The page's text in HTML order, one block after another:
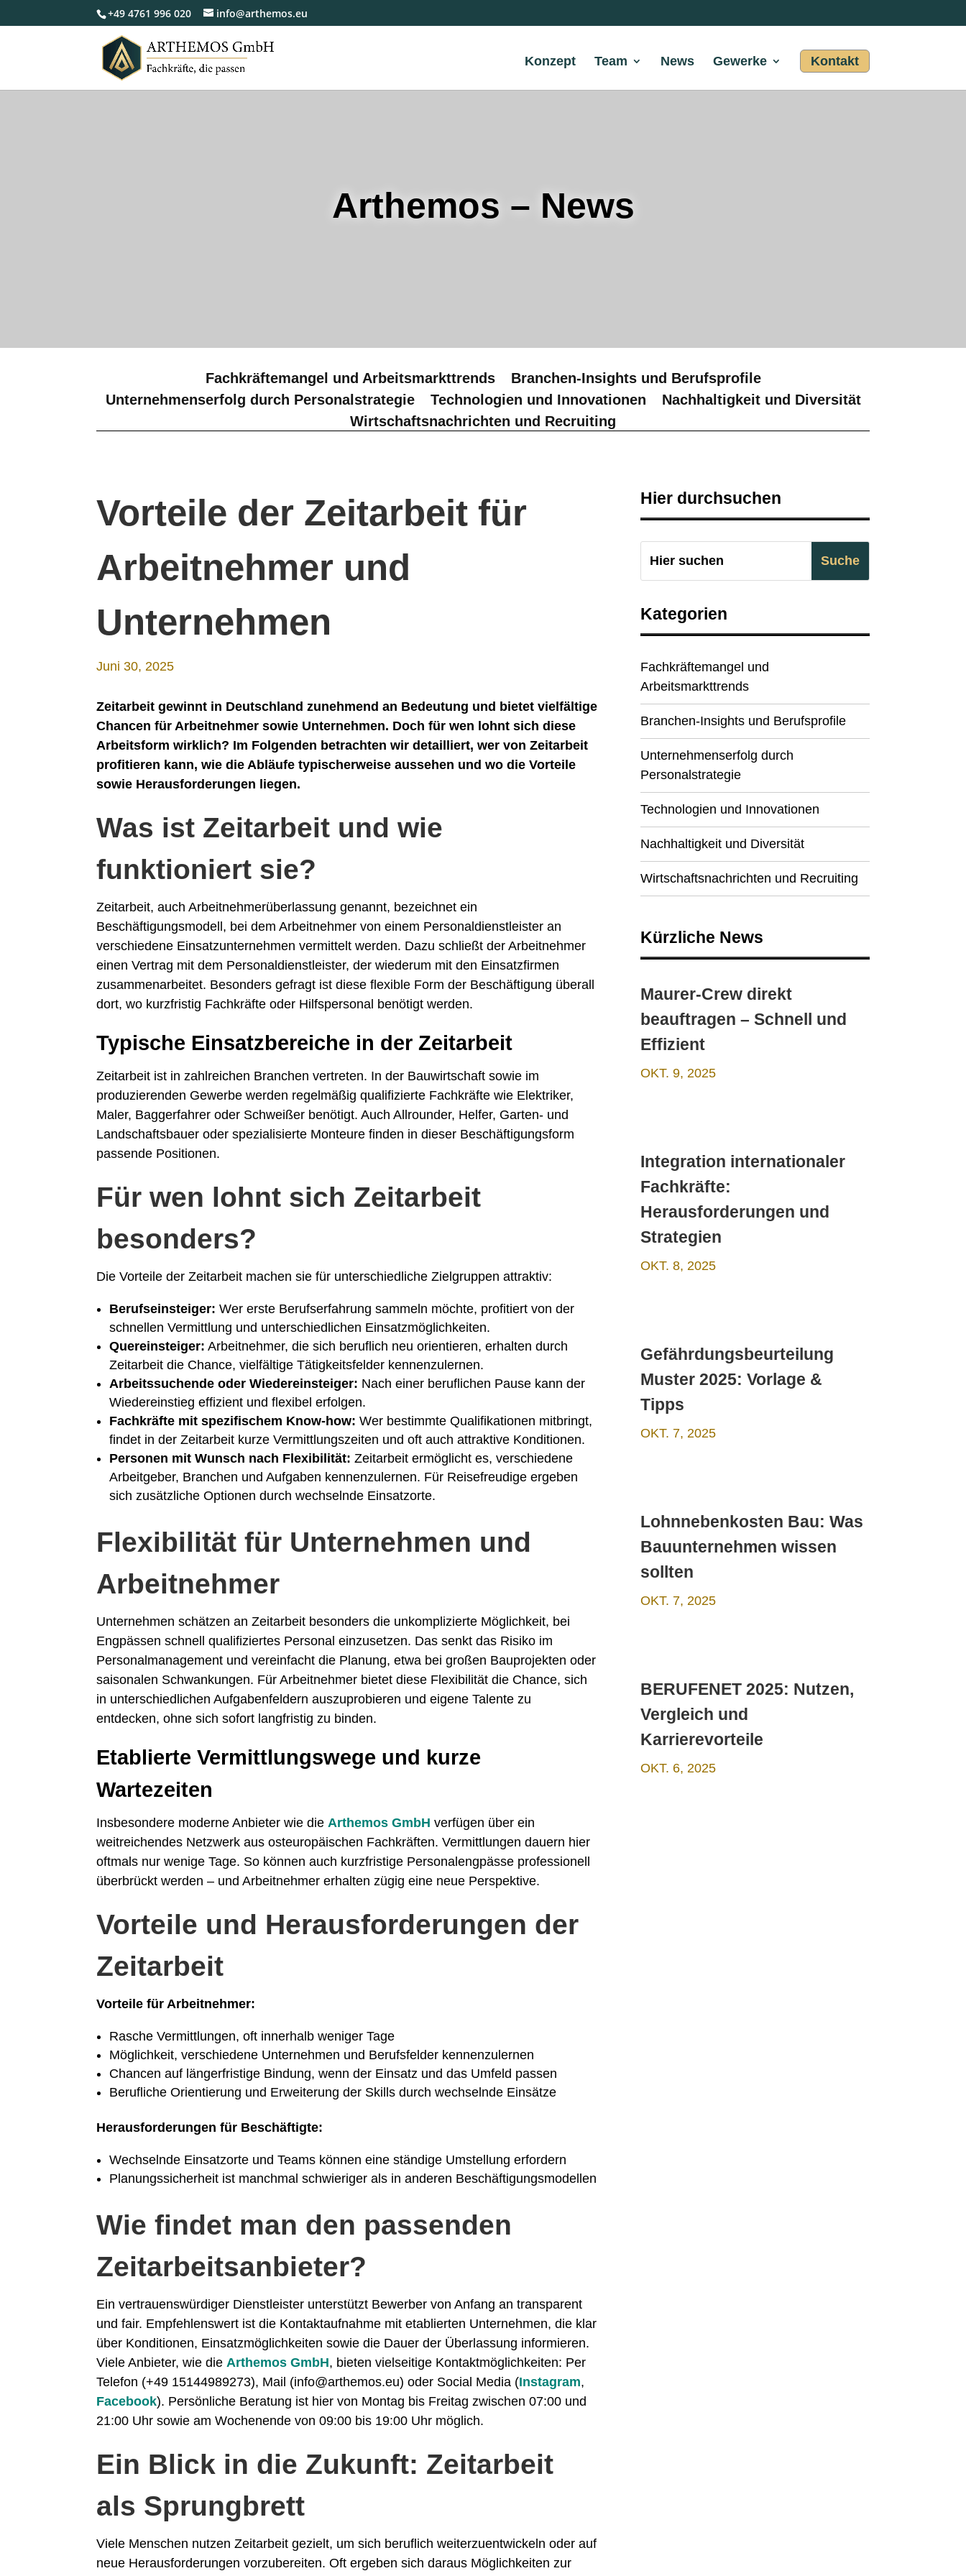
+49 4761 996 020 info@arthemos.eu
Konzept Team News Gewerke Kontakt
Arthemos – News
Fachkräftemangel und Arbeitsmarkttrends
Branchen-Insights und Berufsprofile
Unternehmenserfolg durch Personalstrategie
Technologien und Innovationen
Nachhaltigkeit und Diversität
Wirtschaftsnachrichten und Recruiting
Vorteile der Zeitarbeit für
Arbeitnehmer und
Unternehmen
Juni 30, 2025
Zeitarbeit gewinnt in Deutschland zunehmend an Bedeutung und bietet vielfältige
Chancen für Arbeitnehmer sowie Unternehmen. Doch für wen lohnt sich diese
Arbeitsform wirklich? Im Folgenden betrachten wir detailliert, wer von Zeitarbeit
profitieren kann, wie die Abläufe typischerweise aussehen und wo die Vorteile
sowie Herausforderungen liegen.
Was ist Zeitarbeit und wie
funktioniert sie?
Zeitarbeit, auch Arbeitnehmerüberlassung genannt, bezeichnet ein
Beschäftigungsmodell, bei dem Arbeitnehmer von einem Personaldienstleister an
verschiedene Einsatzunternehmen vermittelt werden. Dazu schließt der Arbeitnehmer
einen Vertrag mit dem Personaldienstleister, der wiederum mit den Einsatzfirmen
zusammenarbeitet. Besonders gefragt ist diese flexible Form der Beschäftigung überall
dort, wo kurzfristig Fachkräfte oder Hilfspersonal benötigt werden.
Typische Einsatzbereiche in der Zeitarbeit
Zeitarbeit ist in zahlreichen Branchen vertreten. In der Bauwirtschaft sowie im
produzierenden Gewerbe werden regelmäßig qualifizierte Fachkräfte wie Elektriker,
Maler, Baggerfahrer oder Schweißer benötigt. Auch Allrounder, Helfer, Garten- und
Landschaftsbauer oder spezialisierte Monteure finden in dieser Beschäftigungsform
passende Positionen.
Für wen lohnt sich Zeitarbeit
besonders?
Die Vorteile der Zeitarbeit machen sie für unterschiedliche Zielgruppen attraktiv:
Berufseinsteiger: Wer erste Berufserfahrung sammeln möchte, profitiert von der
schnellen Vermittlung und unterschiedlichen Einsatzmöglichkeiten.
Quereinsteiger: Arbeitnehmer, die sich beruflich neu orientieren, erhalten durch
Zeitarbeit die Chance, vielfältige Tätigkeitsfelder kennenzulernen.
Arbeitssuchende oder Wiedereinsteiger: Nach einer beruflichen Pause kann der
Wiedereinstieg effizient und flexibel erfolgen.
Fachkräfte mit spezifischem Know-how: Wer bestimmte Qualifikationen mitbringt,
findet in der Zeitarbeit kurze Vermittlungszeiten und oft auch attraktive Konditionen.
Personen mit Wunsch nach Flexibilität: Zeitarbeit ermöglicht es, verschiedene
Arbeitgeber, Branchen und Aufgaben kennenzulernen. Für Reisefreudige ergeben
sich zusätzliche Optionen durch wechselnde Einsatzorte.
Flexibilität für Unternehmen und
Arbeitnehmer
Unternehmen schätzen an Zeitarbeit besonders die unkomplizierte Möglichkeit, bei
Engpässen schnell qualifiziertes Personal einzusetzen. Das senkt das Risiko im
Personalmanagement und vereinfacht die Planung, etwa bei großen Bauprojekten oder
saisonalen Schwankungen. Für Arbeitnehmer bietet diese Flexibilität die Chance, sich
in unterschiedlichen Aufgabenfeldern auszuprobieren und eigene Talente zu
entdecken, ohne sich sofort langfristig zu binden.
Etablierte Vermittlungswege und kurze
Wartezeiten
Insbesondere moderne Anbieter wie dieArthemos GmbH verfügen über ein
weitreichendes Netzwerk aus osteuropäischen Fachkräften. Vermittlungen dauern hier
oftmals nur wenige Tage. So können auch kurzfristige Personalengpässe professionell
überbrückt werden – und Arbeitnehmer erhalten zügig eine neue Perspektive.
Vorteile und Herausforderungen der
Zeitarbeit
Vorteile für Arbeitnehmer:
Rasche Vermittlungen, oft innerhalb weniger Tage
Möglichkeit, verschiedene Unternehmen und Berufsfelder kennenzulernen
Chancen auf längerfristige Bindung, wenn der Einsatz und das Umfeld passen
Berufliche Orientierung und Erweiterung der Skills durch wechselnde Einsätze
Herausforderungen für Beschäftigte:
Wechselnde Einsatzorte und Teams können eine ständige Umstellung erfordern
Planungssicherheit ist manchmal schwieriger als in anderen Beschäftigungsmodellen
Wie findet man den passenden
Zeitarbeitsanbieter?
Ein vertrauenswürdiger Dienstleister unterstützt Bewerber von Anfang an transparent
und fair. Empfehlenswert ist die Kontaktaufnahme mit etablierten Unternehmen, die klar
über Konditionen, Einsatzmöglichkeiten sowie die Dauer der Überlassung informieren.
Viele Anbieter, wie dieArthemos GmbH, bieten vielseitige Kontaktmöglichkeiten: Per
Telefon (+49 15144989273), Mail (info@arthemos.eu) oder Social Media (Instagram,
Facebook). Persönliche Beratung ist hier von Montag bis Freitag zwischen 07:00 und
21:00 Uhr sowie am Wochenende von 09:00 bis 19:00 Uhr möglich.
Ein Blick in die Zukunft: Zeitarbeit
als Sprungbrett
Viele Menschen nutzen Zeitarbeit gezielt, um sich beruflich weiterzuentwickeln oder auf
neue Herausforderungen vorzubereiten. Oft ergeben sich daraus Möglichkeiten zur
Hier durchsuchen
Kategorien
Fachkräftemangel und
Arbeitsmarkttrends
Branchen-Insights und Berufsprofile
Unternehmenserfolg durch
Personalstrategie
Technologien und Innovationen
Nachhaltigkeit und Diversität
Wirtschaftsnachrichten und Recruiting
Kürzliche News
Maurer-Crew direkt
beauftragen – Schnell und
Effizient
OKT. 9, 2025
Integration internationaler
Fachkräfte:
Herausforderungen und
Strategien
OKT. 8, 2025
Gefährdungsbeurteilung
Muster 2025: Vorlage &
Tipps
OKT. 7, 2025
Lohnnebenkosten Bau: Was
Bauunternehmen wissen
sollten
OKT. 7, 2025
BERUFENET 2025: Nutzen,
Vergleich und
Karrierevorteile
OKT. 6, 2025